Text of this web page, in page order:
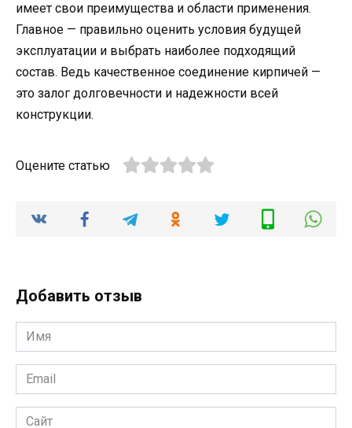
имеет свои преимущества и области применения.
Главное — правильно оценить условия будущей
эксплуатации и выбрать наиболее подходящий
состав. Ведь качественное соединение кирпичей —
это залог долговечности и надежности всей
конструкции.
Оцените статью
Добавить отзыв
Имя
*
Email
*
Сайт